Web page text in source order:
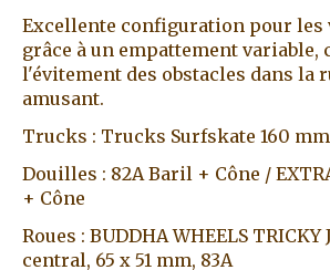
Excellente configuration pour les
grâce à un empattement variable,
l'évitement des obstacles dans la
amusant.
Trucks : Trucks Surfskate 160 mm
Douilles : 82A Baril + Cône /
+ Cône
Roues : BUDDHA WHEELS TRICKY
central, 65 x 51 mm, 83A